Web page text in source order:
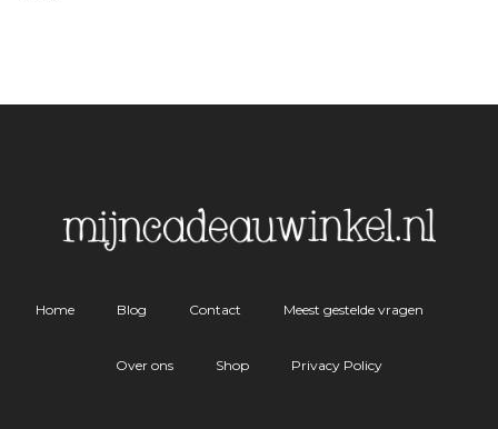
Home Blog Contact Meest gestelde vragen
Over ons Shop Privacy Policy